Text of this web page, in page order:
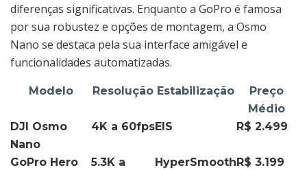
diferenças significativas. Enquanto a GoPro é famosa
por sua robustez e opções de montagem, a Osmo
Nano se destaca pela sua interface amigável e
funcionalidades automatizadas.
Modelo Resolução Estabilização
Preço
Médio
DJI Osmo
Nano
4K a 60fpsEIS R$ 2.499
GoPro Hero
5.3K a
HyperSmoothR$ 3.199